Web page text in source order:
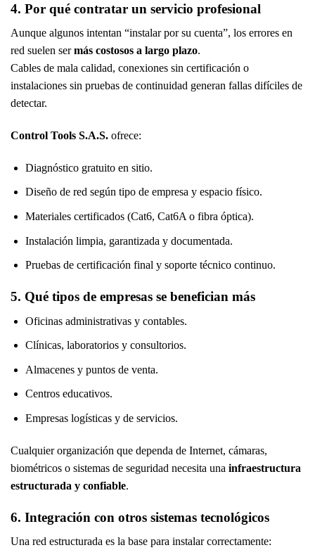
4. Por qué contratar un servicio profesional
Aunque algunos intentan “instalar por su cuenta”, los errores en
red suelen sermás costosos a largo plazo.
Cables de mala calidad, conexiones sin certificación o
instalaciones sin pruebas de continuidad generan fallas difíciles de
detectar.
Control Tools S.A.S. ofrece:
Diagnóstico gratuito en sitio.
Diseño de red según tipo de empresa y espacio físico.
Materiales certificados (Cat6, Cat6A o fibra óptica).
Instalación limpia, garantizada y documentada.
Pruebas de certificación final y soporte técnico continuo.
5. Qué tipos de empresas se benefician más
Oficinas administrativas y contables.
Clínicas, laboratorios y consultorios.
Almacenes y puntos de venta.
Centros educativos.
Empresas logísticas y de servicios.
Cualquier organización que dependa de Internet, cámaras,
biométricos o sistemas de seguridad necesita una infraestructura
estructurada y confiable.
6. Integración con otros sistemas tecnológicos
Una red estructurada es la base para instalar correctamente: